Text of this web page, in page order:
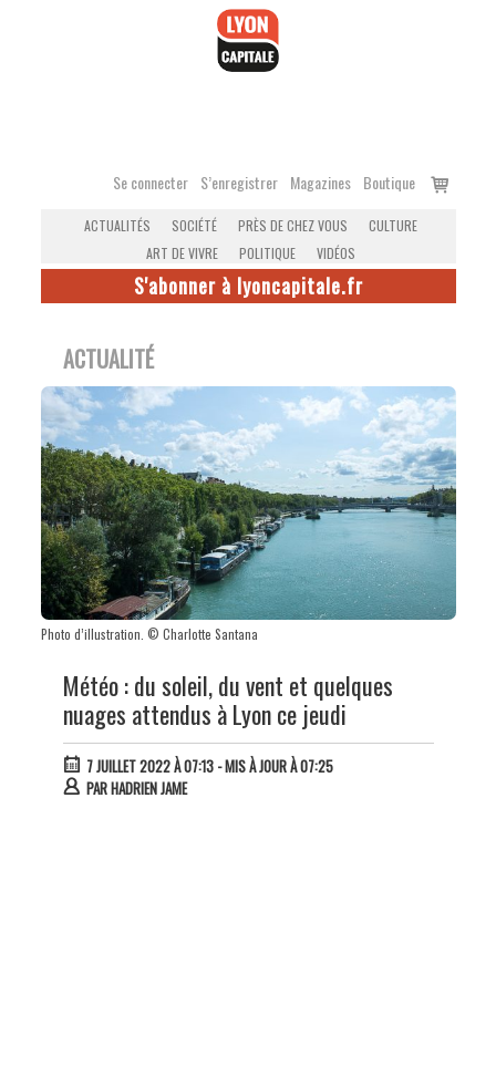
Se connecter S’enregistrer Magazines Boutique
Voir
ACTUALITÉS SOCIÉTÉ PRÈS DE CHEZ VOUS
CULTURE
ART DE VIVRE
POLITIQUE VIDÉOS
S'abonner à lyoncapitale.fr
ACTUALITÉ
Photo d’illustration. © Charlotte Santana
Météo : du soleil, du vent et quelques
nuages attendus à Lyon ce jeudi
7 JUILLET 2022 À 07:13- MIS À JOUR À 07:25
PARHADRIEN JAME